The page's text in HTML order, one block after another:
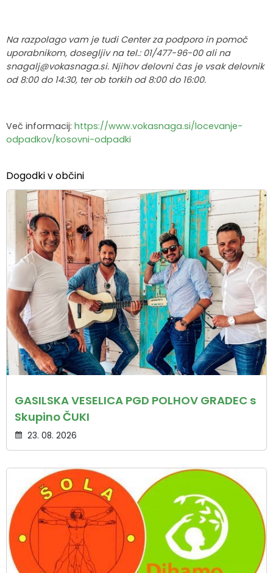
Na razpolago vam je tudi Center za podporo in pomoč
uporabnikom, dosegljiv na tel.: 01/477-96-00 ali na
snagalj@vokasnaga.si. Njihov delovni čas je vsak delovnik
od 8:00 do 14:30, ter ob torkih od 8:00 do 16:00.
Več informacij: https://www.vokasnaga.si/locevanje-
odpadkov/kosovni-odpadki
Dogodki v občini
GASILSKA VESELICA PGD POLHOV GRADEC s
Skupino ČUKI
23. 08. 2026